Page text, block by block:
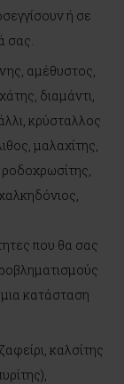
ή σε
σας.
αμέθυστος,
διαμάντι,
κρύσταλλος
μαλαχίτης,
που θα σας
κατάσταση
καλσίτης